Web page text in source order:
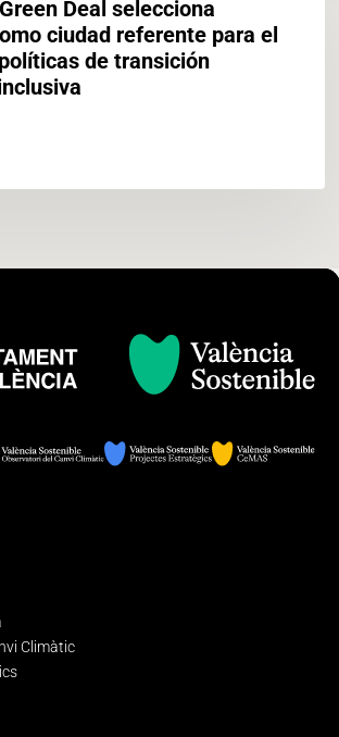
Deal selecciona
ciudad referente para el
de transición
Climàtic